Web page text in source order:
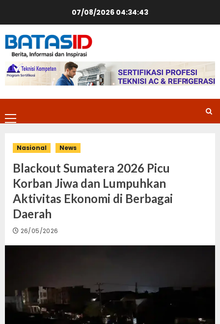
07/08/2026 04:34:43
Primary
Menu
Nasional News
Blackout Sumatera 2026 Picu
Korban Jiwa dan Lumpuhkan
Aktivitas Ekonomi di Berbagai
Daerah
26/05/2026